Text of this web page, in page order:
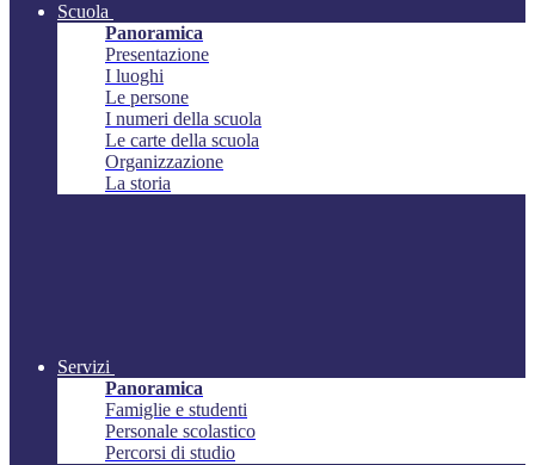
Scuola
Panoramica
Presentazione
I luoghi
Le persone
I numeri della scuola
Le carte della scuola
Organizzazione
La storia
Servizi
Panoramica
Famiglie e studenti
Personale scolastico
Percorsi di studio